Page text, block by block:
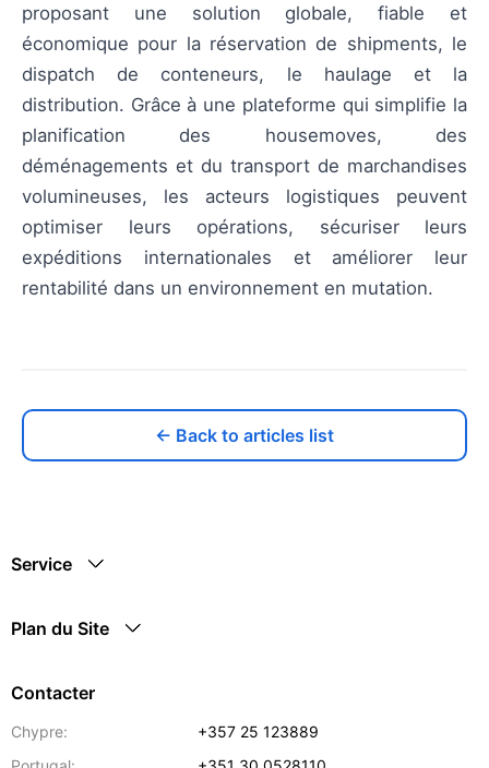
proposant une solution globale, fiable et
économique pour la réservation de shipments, le
dispatch de conteneurs, le haulage et la
distribution. Grâce à une plateforme qui simplifie la
planification des housemoves, des
déménagements et du transport de marchandises
volumineuses, les acteurs logistiques peuvent
optimiser leurs opérations, sécuriser leurs
expéditions internationales et améliorer leur
rentabilité dans un environnement en mutation.
← Back to articles list
Service
Plan du Site
Contacter
Chypre:
+357 25 123889